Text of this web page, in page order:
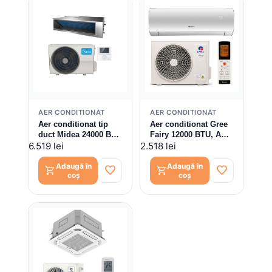
AER CONDITIONAT
Aer conditionat tip
duct Midea 24000 BTU
MTJ-
24HWFNX(GA)/MOX430U-
24HFN8-Q(GA) V1,
Inverter
6.519 lei
shopping_cart Adaugă în
coș
favorite
AER CONDITIONAT
Aer conditionat Gree
Fairy 12000 BTU, A++,
Control WiFi, I Feel,
GWH12ACC-K6DNA1F,
Kit instalare inclus
2.518 lei
shopping_cartAdaugă în
coș
favorite